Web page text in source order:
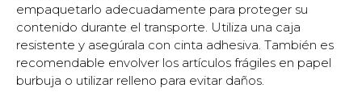
empaquetarlo adecuadamente para proteger su
contenido durante el transporte. Utiliza una caja
resistente y asegúrala con cinta adhesiva. También es
recomendable envolver los artículos frágiles en papel
burbuja o utilizar relleno para evitar daños.